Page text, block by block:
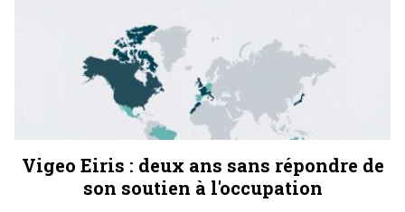
Vigeo Eiris : deux ans sans répondre de
son soutien à l'occupation